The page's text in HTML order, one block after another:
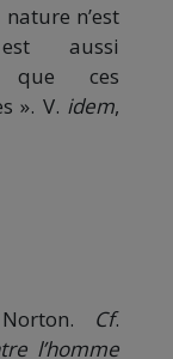
n’est
aussi
que ces
». V. idem,
Cf.
l’homme